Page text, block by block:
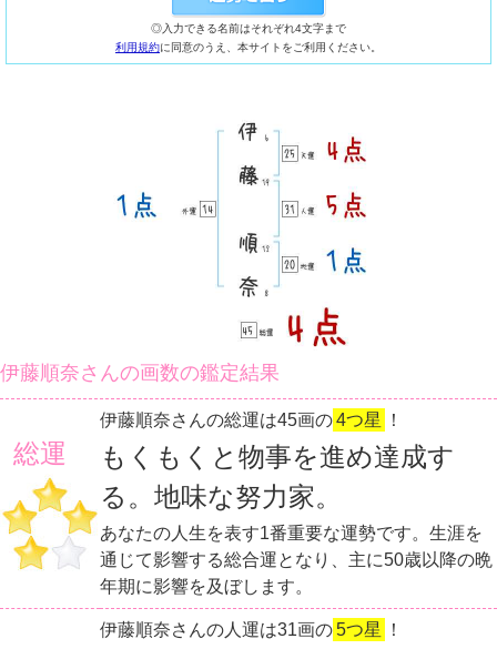
◎入力できる名前はそれぞれ4文字まで
利用規約に同意のうえ、本サイトをご利用ください。
伊藤順奈さんの画数の鑑定結果
総運
伊藤順奈さんの総運は45画の4つ星 ！
もくもくと物事を進め達成す
る。地味な努力家。
あなたの人生を表す1番重要な運勢です。生涯を
通じて影響する総合運となり、主に50歳以降の晩
年期に影響を及ぼします。
伊藤順奈さんの人運は31画の5つ星 ！